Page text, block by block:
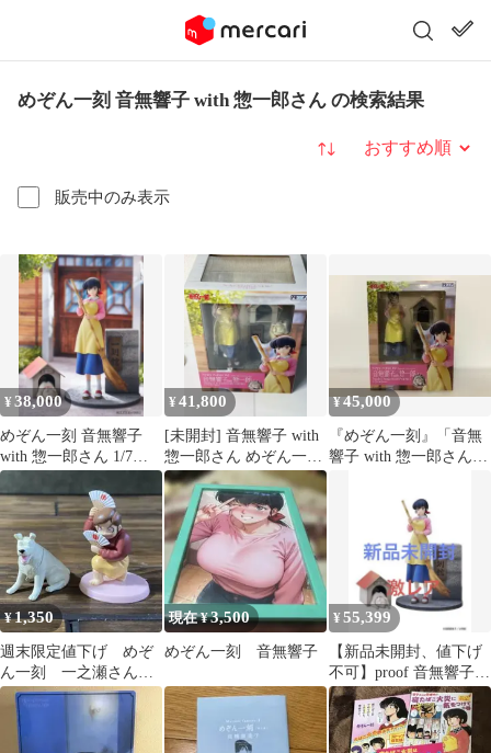
めぞん一刻 音無響子 with 惣一郎さん の検索結果
販売中のみ表示
並び替え
¥38,000
めぞん一刻 音無響子
with 惣一郎さん 1/7ス
ケールフィギュア
¥41,800
[未開封] 音無響子 with
惣一郎さん めぞん一刻
1/7 フィギュア
¥45,000
『めぞん一刻』「音無
響子 with 惣一郎さん」
¥1,350
週末限定値下げ めぞ
ん一刻 一之瀬さん
惣一郎さん フィギュ
現在 ¥3,500
めぞん一刻 音無響子
¥55,399
【新品未開封、値下げ
不可】proof 音無響子
最安値 プルーフ 残り
１点